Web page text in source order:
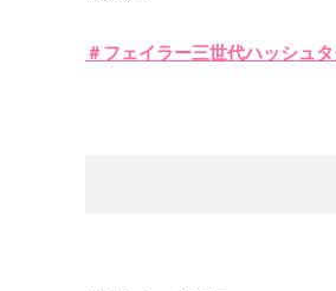
＃フェイラー三世代ハッシュ